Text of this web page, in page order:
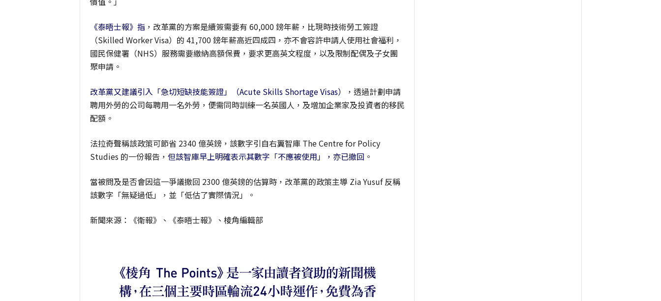
《泰晤士報》指，改革黨的方案是續簽需要有 60,000 鎊年薪，比現時技術勞工簽證
（Skilled Worker Visa）的 41,700 鎊年薪高近四成四，亦不會容許申請人使用社會福利，
國民保健署（NHS）服務需要繳納高額保費，要求更高英文程度，以及限制配偶及子女團
聚申請。
改革黨又建議引入「急切短缺技能簽證」（Acute Skills Shortage Visas）
，透過計劃申請
聘用外勞的公司每聘用一名外勞，便需同時訓練一名英國人，及增加企業家及投資者的移民
配額。
法拉奇聲稱該政策可節省 2340 億英鎊，該數字引自右翼智庫 The Centre for Policy
Studies 的一份報告， 但該智庫早上明確表示其數字「不應被使用」，亦已撤回 。
當被問及是否會因這一爭議撤回 2300 億英鎊的估算時，改革黨的政策主導 Zia Yusuf 反稱
該數字「無疑過低」，並「低估了實際情況」。
新聞來源：《衛報》、《泰晤士報》、棱角編輯部